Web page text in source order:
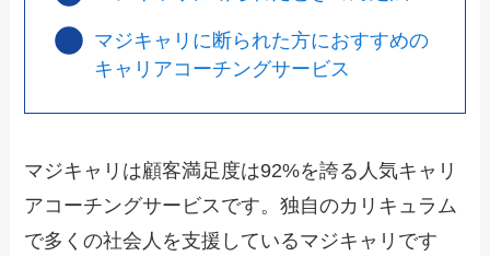
マジキャリに断られた方におすすめの
キャリアコーチングサービス
マジキャリは顧客満足度は92%を誇る人気キャリ
アコーチングサービスです。独自のカリキュラム
で多くの社会人を支援しているマジキャリです